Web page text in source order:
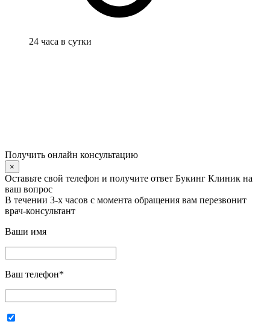
24 часа в сутки
Получить онлайн консультацию
×
Оставьте свой телефон и получите ответ Букинг Клиник на
ваш вопрос
В течении 3-х часов с момента обращения вам перезвонит
врач-консультант
Ваши имя
Ваш телефон*